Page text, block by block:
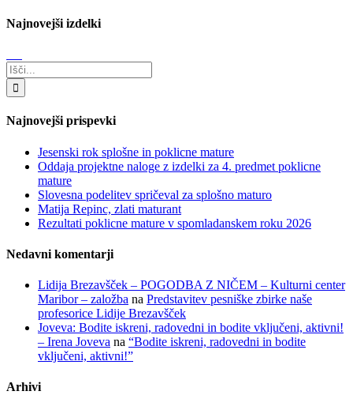
Najnovejši izdelki
Search
for:
Najnovejši prispevki
Jesenski rok splošne in poklicne mature
Oddaja projektne naloge z izdelki za 4. predmet poklicne
mature
Slovesna podelitev spričeval za splošno maturo
Matija Repinc, zlati maturant
Rezultati poklicne mature v spomladanskem roku 2026
Nedavni komentarji
Lidija Brezavšček – POGODBA Z NIČEM – Kulturni center
Maribor – založba na Predstavitev pesniške zbirke naše
profesorice Lidije Brezavšček
Joveva: Bodite iskreni, radovedni in bodite vključeni, aktivni!
– Irena Joveva na “Bodite iskreni, radovedni in bodite
vključeni, aktivni!”
Arhivi